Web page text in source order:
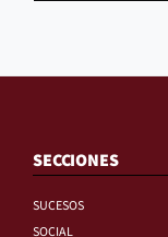
SECCIONES
SUCESOS
SOCIAL